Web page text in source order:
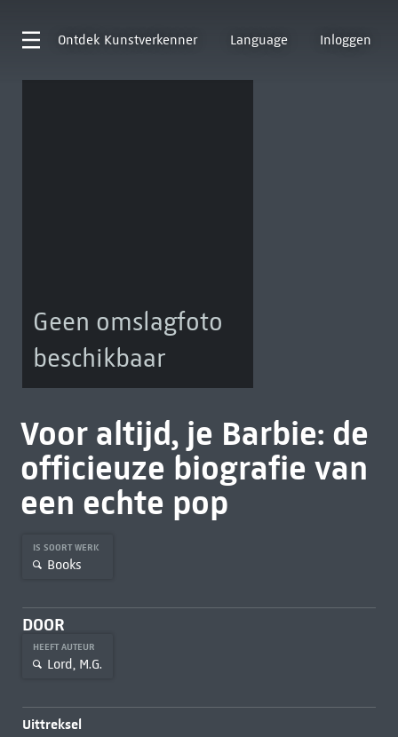
Ontdek Kunstverkenner Language Inloggen
Geen omslagfoto
beschikbaar
Voor altijd, je Barbie: de
officieuze biografie van
een echte pop
IS SOORT WERK
Books
DOOR
HEEFT AUTEUR
Lord, M.G.
Uittreksel